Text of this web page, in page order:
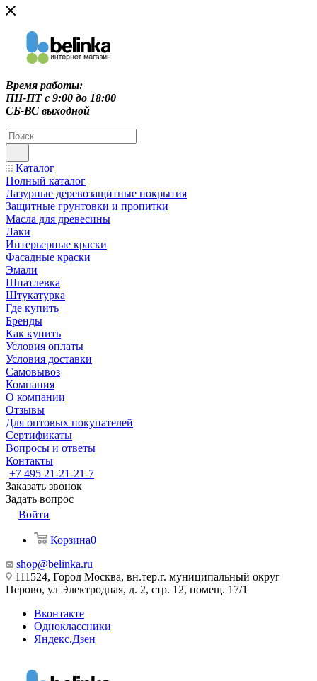
Время работы:
ПН-ПТ c 9:00 до 18:00
СБ-ВС выходной
Каталог
Полный каталог
Лазурные деревозащитные покрытия
Защитные грунтовки и пропитки
Масла для древесины
Лаки
Интерьерные краски
Фасадные краски
Эмали
Шпатлевка
Штукатурка
Где купить
Бренды
Как купить
Условия оплаты
Условия доставки
Самовывоз
Компания
О компании
Отзывы
Для оптовых покупателей
Сертификаты
Вопросы и ответы
Контакты
+7 495 21-21-21-7
Заказать звонок
Задать вопрос
Войти
Корзина0
shop@belinka.ru
111524, Город Москва, вн.тер.г. муниципальный округ
Перово, ул Электродная, д. 2, стр. 12, помещ. 17/1
Вконтакте
Одноклассники
Яндекс.Дзен